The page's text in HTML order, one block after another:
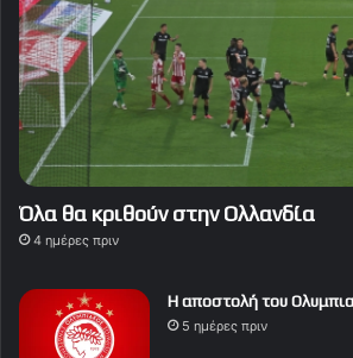
Όλα θα κριθούν στην Ολλανδία
4 ημέρες πριν
Η αποστολή του
5 ημέρες πριν